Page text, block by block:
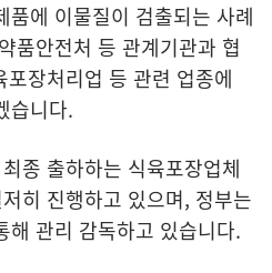
품에 이물질이 검출되는 사례
품안전처 등 관계기관과 협
장처리업 등 관련 업종에
습니다.
종 출하하는 식육포장업체
히 진행하고 있으며, 정부는
해 관리 감독하고 있습니다.